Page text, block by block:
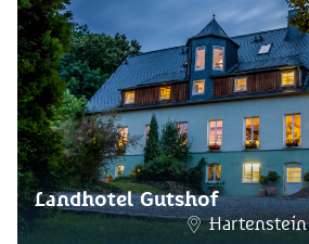
Landhotel Gutshof
Hartenstein